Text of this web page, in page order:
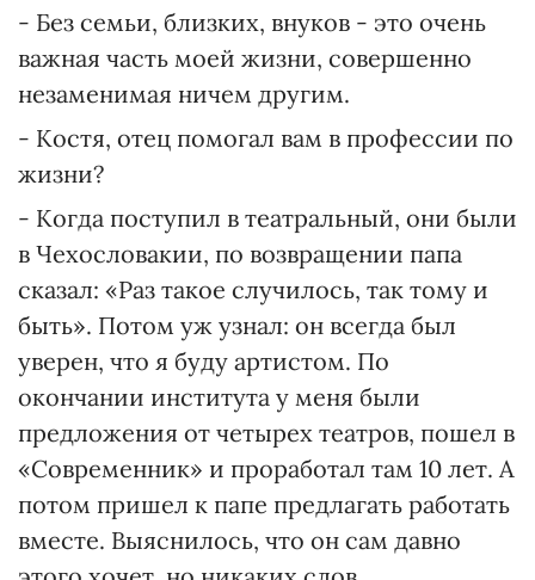
- Без семьи, близких, внуков - это очень
важная часть моей жизни, совершенно
незаменимая ничем другим.
- Костя, отец помогал вам в профессии по
жизни?
- Когда поступил в театральный, они были
в Чехословакии, по возвращении папа
сказал: «Раз такое случилось, так тому и
быть». Потом уж узнал: он всегда был
уверен, что я буду артистом. По
окончании института у меня были
предложения от четырех театров, пошел в
«Современник» и проработал там 10 лет. А
потом пришел к папе предлагать работать
вместе. Выяснилось, что он сам давно